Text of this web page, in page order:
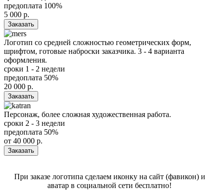
предоплата 100%
5 000 р.
Заказать
Логотип со средней сложностью геометрических форм,
шрифтом, готовые наброски заказчика. 3 - 4 варианта
оформления.
сроки 1 - 2 недели
предоплата 50%
20 000 р.
Заказать
Персонаж, более сложная художественная работа.
сроки 2 - 3 недели
предоплата 50%
от 40 000 р.
Заказать
При заказе логотипа сделаем иконку на сайт (фавикон) и
аватар в социальной сети бесплатно!